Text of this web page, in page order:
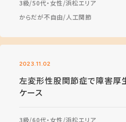
3級 50代・女性 浜松エリア
からだが不自由 人工関節
2023.11.02
左変形性股関節症で障害厚
ケース
3級 60代・女性 浜松エリア